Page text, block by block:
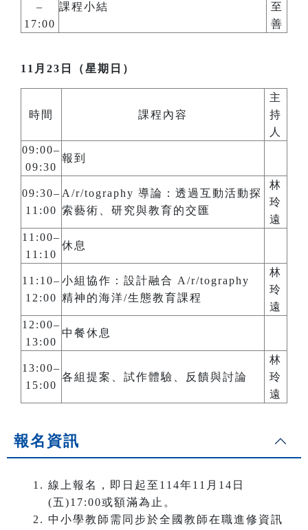
–
17:00
課程小結
至
善
11月23日（星期日）
時間 課程內容
主
持
人
09:00–
09:30
報到
09:30–
11:00
A/r/tography 導論：透過互動活動探
索藝術、研究與教育的交匯
林
玲
遠
11:00–
11:10
休息
11:10–
12:00
小組協作：設計融合 A/r/tography
精神的海洋/生態教育課程
林
玲
遠
12:00–
13:00
中餐休息
13:00–
15:00
各組提案、試作體驗、反饋與討論
林
玲
遠
報名資訊
線上報名，即日起至114年11月14日
(五)17:00或額滿為止。
中小學教師需同步於全國教師在職進修資訊